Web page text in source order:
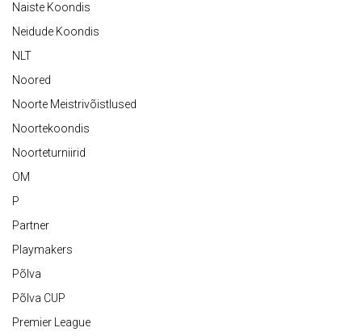
Naiste Koondis
Neidude Koondis
NLT
Noored
Noorte Meistrivõistlused
Noortekoondis
Noorteturniirid
OM
P
Partner
Playmakers
Põlva
Põlva CUP
Premier League